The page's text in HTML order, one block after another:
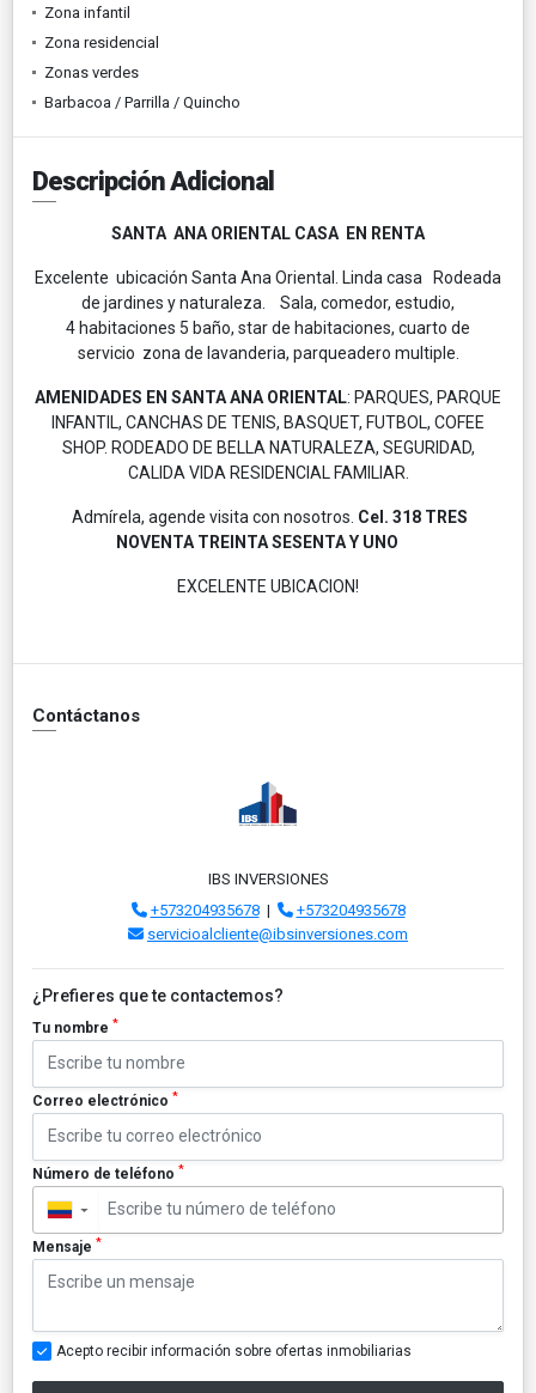
Zona infantil
Zona residencial
Zonas verdes
Barbacoa / Parrilla / Quincho
Descripción Adicional
SANTA ANA ORIENTAL CASA EN RENTA
Excelente ubicación Santa Ana Oriental. Linda casa Rodeada
de jardines y naturaleza. Sala, comedor, estudio,
4 habitaciones 5 baño, star de habitaciones, cuarto de
servicio zona de lavanderia, parqueadero multiple.
AMENIDADES EN SANTA ANA ORIENTAL: PARQUES, PARQUE
INFANTIL, CANCHAS DE TENIS, BASQUET, FUTBOL, COFEE
SHOP. RODEADO DE BELLA NATURALEZA, SEGURIDAD,
CALIDA VIDA RESIDENCIAL FAMILIAR.
Admírela, agende visita con nosotros. Cel. 318 TRES
NOVENTA TREINTA SESENTA Y UNO
EXCELENTE UBICACION!
Contáctanos
IBS INVERSIONES
+573204935678|
+573204935678
servicioalcliente@ibsinversiones.com
¿Prefieres que te contactemos?
Tu nombre *
Correo electrónico *
Número de teléfono *
▼
Mensaje *
Acepto recibir información sobre ofertas inmobiliarias